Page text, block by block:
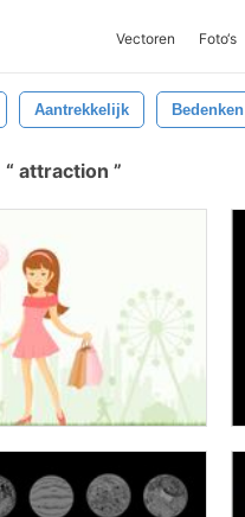
Vectoren Foto‘s
Aantrekkelijk Bedenken
attraction